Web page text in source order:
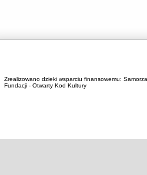
Zrealizowano dzieki wsparciu finansowemu:
Fundacji - Otwarty Kod Kultury